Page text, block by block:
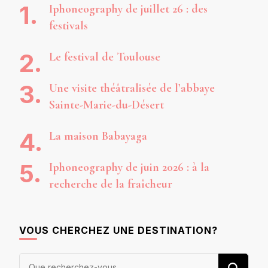
Iphoneography de juillet 26 : des
festivals
Le festival de Toulouse
Une visite théâtralisée de l’abbaye
Sainte-Marie-du-Désert
La maison Babayaga
Iphoneography de juin 2026 : à la
recherche de la fraîcheur
VOUS CHERCHEZ UNE DESTINATION?
Vous